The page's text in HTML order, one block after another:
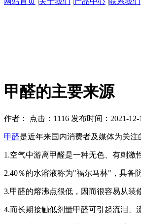
甲醛的主要来源
作者： 点击：1116 发布时间：2021-12-
甲醛是近年来国内消费者及媒体为关注
1.空气中游离甲醛是一种无色、有刺激
2.40％的水溶液称为"福尔马林"，具备
3.甲醛的熔沸点很低，因而很容易从装
4.而长期接触低剂量甲醛可引起流泪